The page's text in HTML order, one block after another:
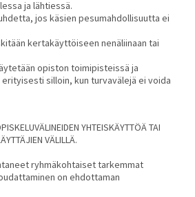
ja lähtiessä.
jos käsien pesumahdollisuutta ei
kertakäyttöiseen nenäliinaan tai
opiston toimipisteissä ja
silloin, kun turvavälejä ei voida
YHTEISKÄYTTÖÄ TAI
VÄLILLÄ.
ryhmäkohtaiset tarkemmat
on ehdottaman